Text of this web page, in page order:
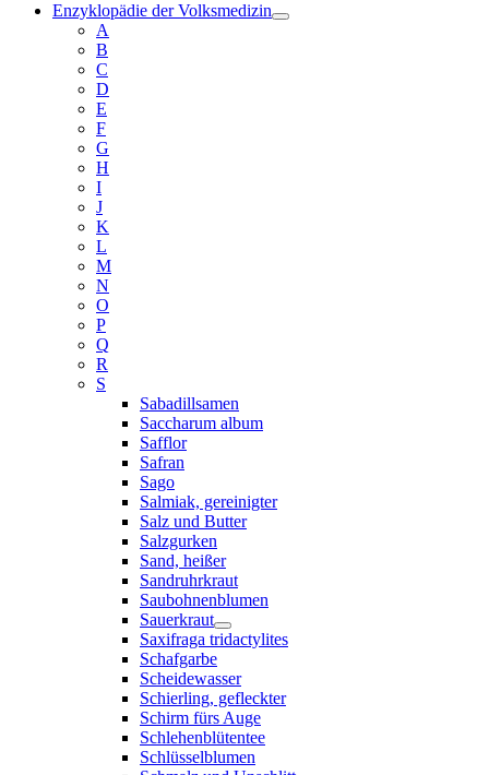
Enzyklopädie der Volksmedizin
A
B
C
D
E
F
G
H
I
J
K
L
M
N
O
P
Q
R
S
Sabadillsamen
Saccharum album
Safflor
Safran
Sago
Salmiak, gereinigter
Salz und Butter
Salzgurken
Sand, heißer
Sandruhrkraut
Saubohnenblumen
Sauerkraut
Saxifraga tridactylites
Schafgarbe
Scheidewasser
Schierling, gefleckter
Schirm fürs Auge
Schlehenblütentee
Schlüsselblumen